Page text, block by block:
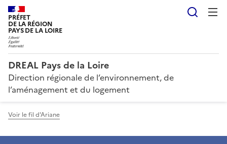
PRÉFET
DE LA RÉGION
PAYS DE LA LOIRE
DREAL Pays de la Loire
Direction régionale de l’environnement, de
l’aménagement et du logement
Voir le fil d'Ariane